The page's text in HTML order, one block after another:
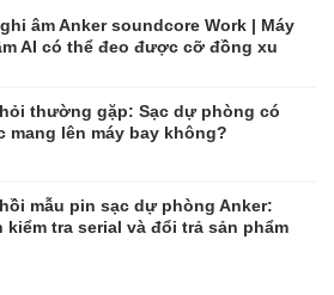
âm Anker soundcore Work | Máy
AI có thể đeo được cỡ đồng xu
thường gặp: Sạc dự phòng có
mang lên máy bay không?
mẫu pin sạc dự phòng Anker:
kiểm tra serial và đổi trả sản phẩm